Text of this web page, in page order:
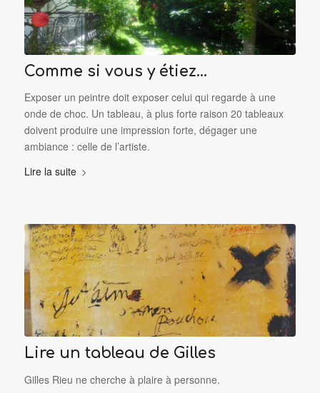
Comme si vous y étiez…
Exposer un peintre doit exposer celui qui regarde à une
onde de choc. Un tableau, à plus forte raison 20 tableaux
doivent produire une impression forte, dégager une
ambiance : celle de l’artiste.
Lire la suite
Lire un tableau de Gilles
Gilles Rieu ne cherche à plaire à personne.